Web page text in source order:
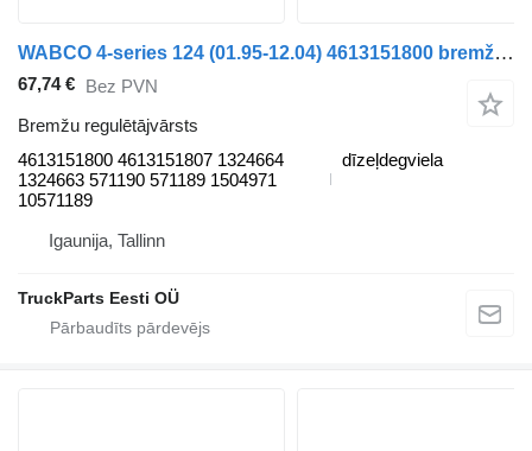
WABCO 4-series 124 (01.95-12.04) 4613151800 bremžu regulētājvārsts paredzēts Scania 4-series (1995-2006) vilcēja
67,74 € Bez PVN
Bremžu regulētājvārsts
4613151800 4613151807 1324664
1324663 571190 571189 1504971
10571189
dīzeļdegviela
Igaunija, Tallinn
TruckParts Eesti OÜ